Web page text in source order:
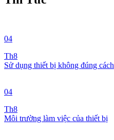
04
Th8
Sử dụng thiết bị không đúng cách
04
Th8
Môi trường làm việc của thiết bị